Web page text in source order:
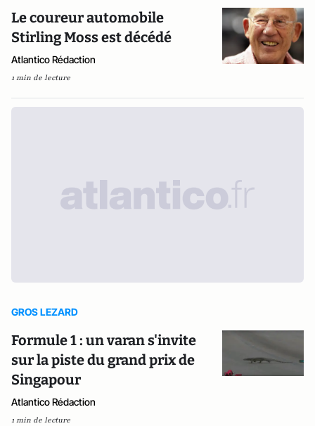
Le coureur automobile
Stirling Moss est décédé
Atlantico Rédaction
1 min de lecture
GROS LEZARD
Formule 1 : un varan s'invite
sur la piste du grand prix de
Singapour
Atlantico Rédaction
1 min de lecture